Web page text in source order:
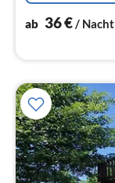
ab 36€/ Nacht